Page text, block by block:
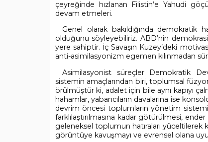
çeyreğinde hızlanan Filistin’e Yahudi
devam etmeleri.
Genel olarak bakıldığında demokratik
olduğunu söyleyebiliriz. ABD’nin
yere sahiptir. İç Savaşın Kuzey’deki
anti-asimilasyonizm egemen kılınmadan
Asimilasyonist süreçler Demokratik
sistemin amaçlarından biri, toplumsal
örülmüştür ki, adalet için bile aynı kapıyı
hahamlar, yabancıların davalarına ise
devrim öncesi toplumların yönetim
farklılaştırılmasına kadar götürülmesi,
geleneksel toplumun hatıraları
görüntüye kavuşmayı ve evrensel olana